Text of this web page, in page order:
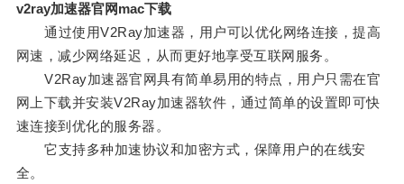
v2ray加速器官网mac下载
通过使用V2Ray加速器，用户可以优化网络连接，提高
网速，减少网络延迟，从而更好地享受互联网服务。
V2Ray加速器官网具有简单易用的特点，用户只需在官
网上下载并安装V2Ray加速器软件，通过简单的设置即可快
速连接到优化的服务器。
它支持多种加速协议和加密方式，保障用户的在线安
全。